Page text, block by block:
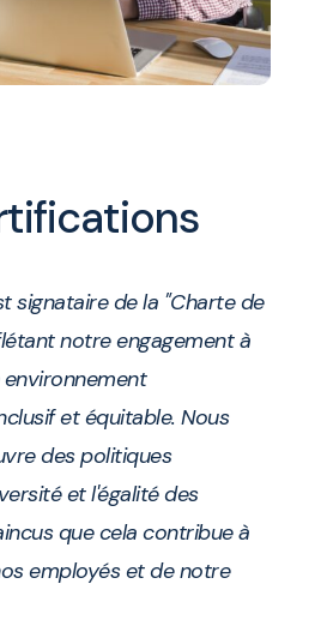
signataire de la "Charte de
notre engagement à
et équitable. Nous
des politiques
et l'égalité des
que cela contribue à
employés et de notre